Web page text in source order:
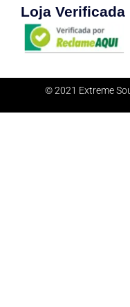
Loja Verificada
© 2021 Extreme